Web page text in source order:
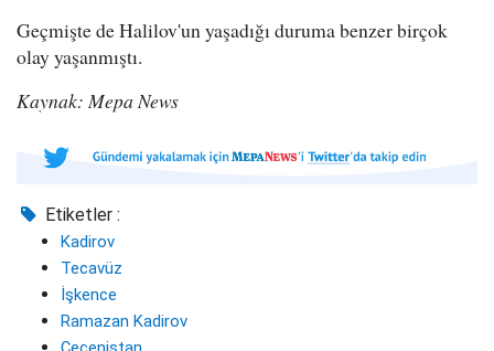
Geçmişte de Halilov'un yaşadığı duruma benzer birçok
olay yaşanmıştı.
Kaynak: Mepa News
Etiketler :
Kadirov
Tecavüz
İşkence
Ramazan Kadirov